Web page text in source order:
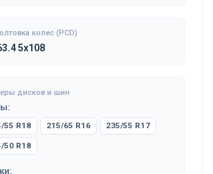
колес (PCD)
5x108
дисков и шин
55 R18 215/65 R16 235/55 R17
50 R18